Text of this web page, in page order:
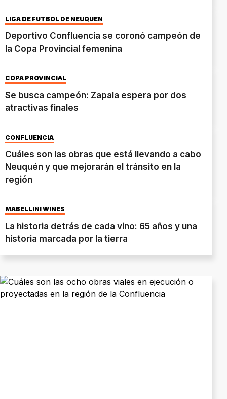
muda a un edificio nuevo reacondicionado para
su funcionamiento.
LIGA DE FÚTBOL DE NEUQUÉN
Deportivo Confluencia se coronó campeón de
la Copa Provincial femenina
COPA PROVINCIAL
Se busca campeón: Zapala espera por dos
atractivas finales
CONFLUENCIA
Cuáles son las obras que está llevando a cabo
Neuquén y que mejorarán el tránsito en la
región
MABELLINI WINES
La historia detrás de cada vino: 65 años y una
historia marcada por la tierra